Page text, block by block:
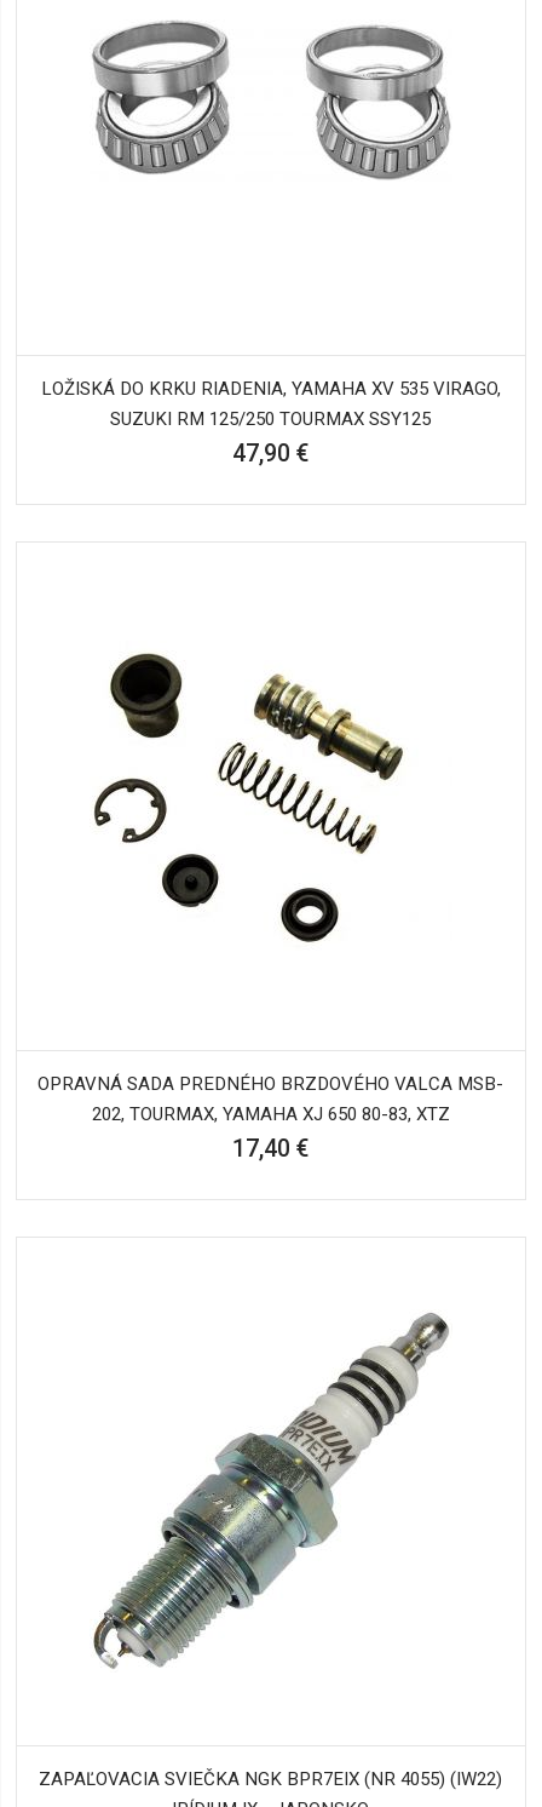
LOŽISKÁ DO KRKU RIADENIA, YAMAHA XV 535 VIRAGO,
SUZUKI RM 125/250 TOURMAX SSY125
47,90 €
OPRAVNÁ SADA PREDNÉHO BRZDOVÉHO VALCA MSB-
202, TOURMAX, YAMAHA XJ 650 80-83, XTZ
17,40 €
ZAPAĽOVACIA SVIEČKA NGK BPR7EIX (NR 4055) (IW22)